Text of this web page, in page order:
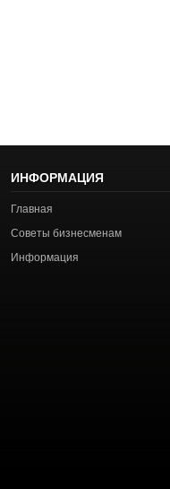
ИНФОРМАЦИЯ
Главная
Советы бизнесменам
Информация